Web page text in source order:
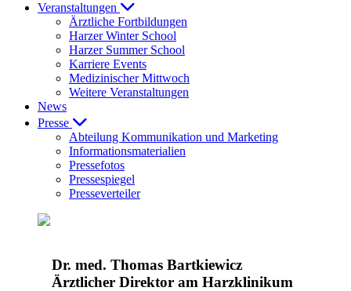
Veranstaltungen
Ärztliche Fortbildungen
Harzer Winter School
Harzer Summer School
Karriere Events
Medizinischer Mittwoch
Weitere Veranstaltungen
News
Presse
Abteilung Kommunikation und Marketing
Informationsmaterialien
Pressefotos
Pressespiegel
Presseverteiler
Dr. med. Thomas Bartkiewicz
Ärztlicher Direktor am Harzklinikum